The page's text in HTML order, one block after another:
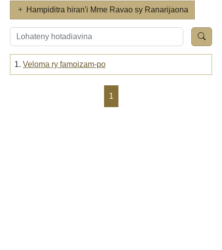
Hampiditra hiran'i Mme Ravao sy Ranarijaona
1. Veloma ry famoizam-po
1